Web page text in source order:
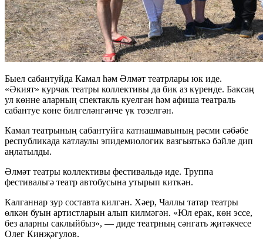
Быел сабантуйда Камал һәм Әлмәт театрлары юк иде.
«Әкият» курчак театры коллективы да бик аз күренде. Баксаң
ул көнне аларның спектакль куелган һәм афиша театраль
сабантуе көне билгеләнгәнче үк төзелгән.
Камал театрының сабантуйга катнашмавының рәсми сәбәбе
республикада катлаулы эпидемиологик вазгыятькә бәйле дип
аңлатылды.
Әлмәт театры коллективы фестивальдә иде. Труппа
фестивальгә театр автобусына утырып киткән.
Калганнар зур составта килгән. Хәер, Чаллы татар театры
өлкән буын артистларын алып килмәгән. «Юл ерак, көн эссе,
без аларны саклыйбыз», — диде театрның сәнгать җитәкчесе
Олег Кинҗәгулов.